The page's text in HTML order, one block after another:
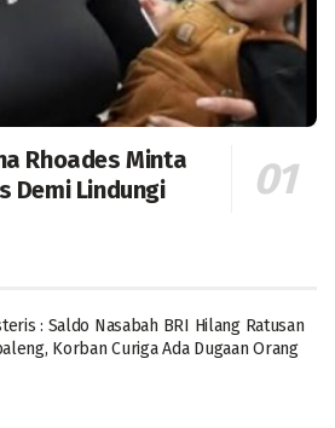
Rhoades Minta
Demi Lindungi
: Saldo Nasabah BRI Hilang Ratusan
Korban Curiga Ada Dugaan Orang